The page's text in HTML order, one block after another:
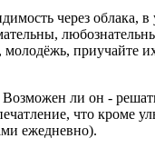
через облака,
молодёжь, приучайте
ли он -
что кроме
ежедневно).